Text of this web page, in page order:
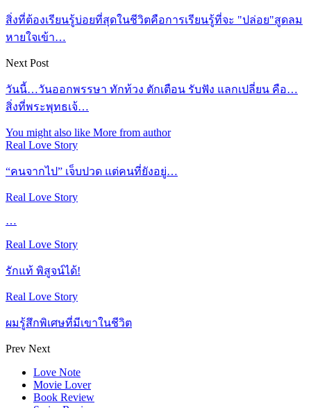
สิ่งที่ต้องเรียนรู้บ่อยที่สุดในชีวิตคือการเรียนรู้ที่จะ "ปล่อย"สูดลม
หายใจเข้า…
Next Post
วันนี้…วันออกพรรษา ทักท้วง ตักเตือน รับฟัง แลกเปลี่ยน คือ…
สิ่งที่พระพุทธเจ้…
You might also like More from author
Real Love Story
“คนจากไป” เจ็บปวด แต่คนที่ยังอยู่…
Real Love Story
…
Real Love Story
รักแท้ พิสูจน์ได้!
Real Love Story
ผมรู้สึกพิเศษที่มีเขาในชีวิต
Prev Next
Love Note
Movie Lover
Book Review